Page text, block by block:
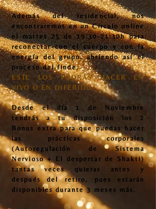
Además del residencial, nos
encontraremos en un Círculo online
el martes 25 de 19:30-21:30h para
reconectar con el cuerpo y con la
energía del grupo, abriendo así el
proceso del finde.
ESTE LOS PODRÁS HACER EN
VIVO O EN DIFERIDO
Desde el día 1 de Noviembre
tendrás a tu disposición los 2
Bonus extra para que puedas hacer
las prácticas corporales
(Autoregulación de Sistema
Nervioso + El despertar de Shakti)
tantas veces quieras antes y
después del retiro, pues estarán
disponibles durante 3 meses más.